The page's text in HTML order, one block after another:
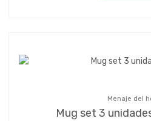
Menaje del
Mug set 3